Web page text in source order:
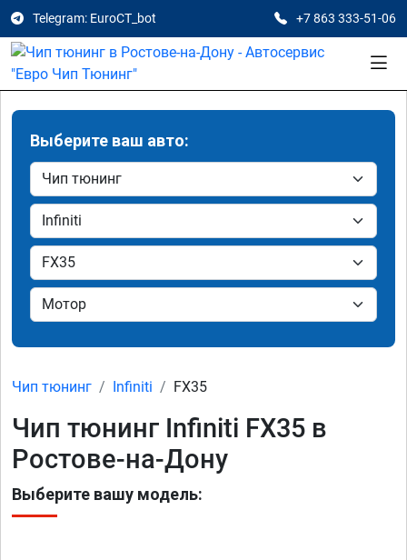
Telegram: EuroCT_bot +7 863 333-51-06
Выберите ваш авто:
Чип тюнинг Infiniti FX35
Чип тюнинг Infiniti FX35 в
Ростове-на-Дону
Выберите вашу модель: